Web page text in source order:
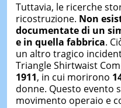
Tuttavia, le ricerche
ricostruzione. Non
documentate di un
e in quella fabbrica.
un altro tragico
Triangle Shirtwaist
1911, in cui morirono
donne. Questo evento
movimento operaio e